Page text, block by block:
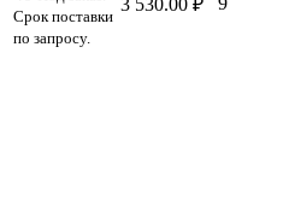
Срок поставки
по запросу.